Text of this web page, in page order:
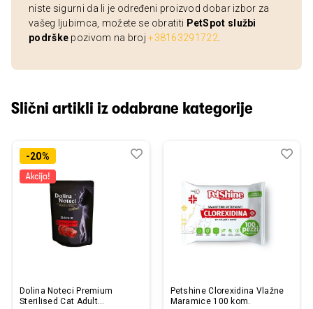
niste sigurni da li je određeni proizvod dobar izbor za
vašeg ljubimca, možete se obratiti PetSpot službi
podrške pozivom na broj+38163291722
Slični artikli iz odabrane kategorije
-20%
Dolina Noteci Premium
Sterilised Cat Adult
Dodaj
Uporedi
Petshine Clorexidina Vlažne
Maramice 100 kom.